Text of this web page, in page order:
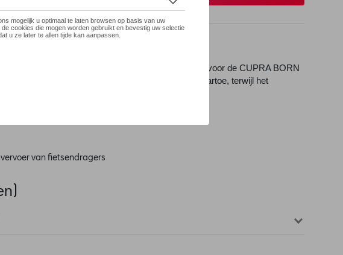
van uw CUPRA verder uit met de speciaal voor de CUPRA BORN
Neem uw fietsen overal mee naartoe, terwijl het
van de CUPRA BORN behouden blijft.
vervoer van fietsendragers